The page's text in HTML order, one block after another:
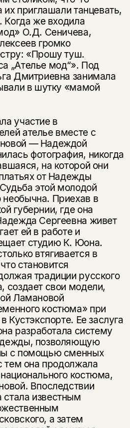
их приглашали танцевать,
Когда же входила
О.Д. Сеничева,
громко
«Прошу туш.
„Ателье мод“». Под
Дмитриевна занимала
в шутку «мамой
участие в
ателье вместе с
— Надеждой
фотография, никогда
на которой они
от Надежды
этой молодой
Приехав в
губернии, где она
Сергеевна живет
ей в работе и
студию К. Юона.
втягивается в
становится
традиции русского
создает свои модели,
Ламановой
костюма» при
Кустэкспорте. Ее заслуга
разработала систему
позволяющую
с помощью сменных
тем она продолжала
костюма,
Впоследствии
известным
а затем